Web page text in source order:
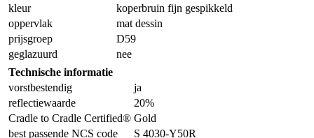
kleur
koperbruin fijn gespikkeld
oppervlak
mat dessin
prijsgroep
D59
geglazuurd
nee
Technische informatie
vorstbestendig
ja
reflectiewaarde
20%
Cradle to Cradle Certified® Gold
best passende NCS code
S 4030-Y50R